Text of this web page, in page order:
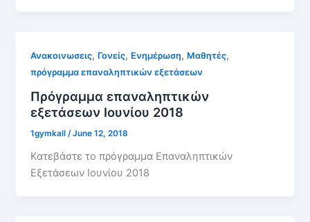
Ανακοινωσεις, Γονείς, Ενημέρωση, Μαθητές,
πρόγραμμα επαναληπτικών εξετάσεων
Πρόγραμμα επαναληπτικών
εξετάσεων Ιουνίου 2018
1gymkall/June 12, 2018
Κατεβάστε το πρόγραμμα Επαναληπτικών
Εξετάσεων Ιουνίου 2018